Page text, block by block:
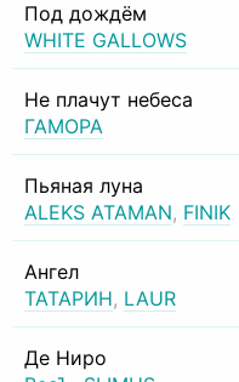
Под дождём
WHITE GALLOWS
Не плачут небеса
ГАМОРА
Пьяная луна
ALEKS ATAMAN, FINIK
Ангел
ТАТАРИН, LAUR
Де Ниро